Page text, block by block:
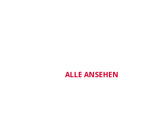
ALLE ANSEHEN